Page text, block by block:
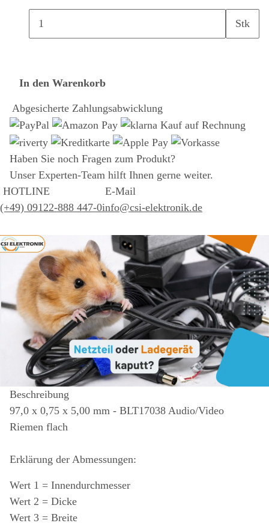
Stk
In den Warenkorb
Abgesicherte Zahlungsabwicklung
Haben Sie noch Fragen zum Produkt?
Unser Experten-Team hilft Ihnen gerne weiter.
HOTLINE
(+49) 09122-888 447-0
E-Mail
info@csi-elektronik.de
Beschreibung
97,0 x 0,75 x 5,00 mm - BLT17038 Audio/Video
Riemen flach
Erklärung der Abmessungen:
Wert 1 = Innendurchmesser
Wert 2 = Dicke
Wert 3 = Breite